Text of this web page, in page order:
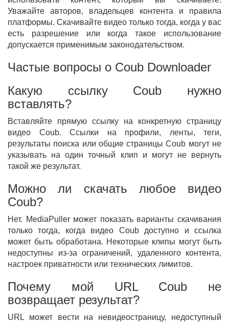
Уважайте авторов, владельцев контента и правила
платформы. Скачивайте видео только тогда, когда у вас
есть разрешение или когда такое использование
допускается применимым законодательством.
Частые вопросы о Coub Downloader
Какую ссылку Coub нужно
вставлять?
Вставляйте прямую ссылку на конкретную страницу
видео Coub. Ссылки на профили, ленты, теги,
результаты поиска или общие страницы Coub могут не
указывать на один точный клип и могут не вернуть
такой же результат.
Можно ли скачать любое видео
Coub?
Нет. MediaPuller может показать варианты скачивания
только тогда, когда видео Coub доступно и ссылка
может быть обработана. Некоторые клипы могут быть
недоступны из-за ограничений, удаленного контента,
настроек приватности или технических лимитов.
Почему мой URL Coub не
возвращает результат?
URL может вести на невидеостраницу, недоступный